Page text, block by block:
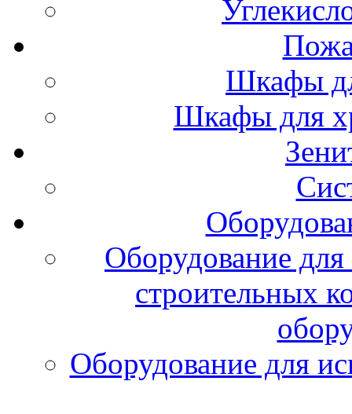
Шкафы
Шкафы для
Оборудование
строительных
Оборудование для